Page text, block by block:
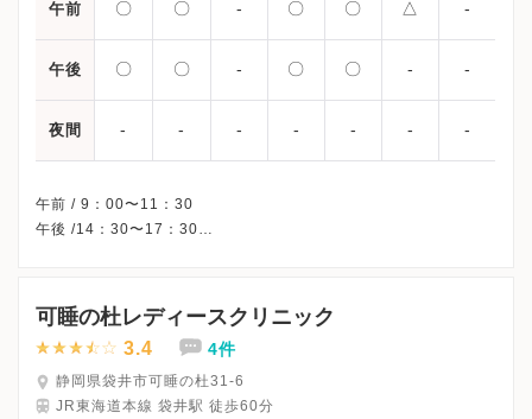
午前 〇 〇 - 〇 〇 △ -
午後 〇 〇 - 〇 〇 - -
夜間 - - - - - - -
午前 / 9：00〜11：30
午後 /14：30〜17：30
※詳細はクリニックHPを確認、または直接お問い合わせくださ
可睡の杜レディースクリニック
3.4 4件
静岡県袋井市可睡の杜31-6
JR東海道本線 袋井駅 徒歩60分